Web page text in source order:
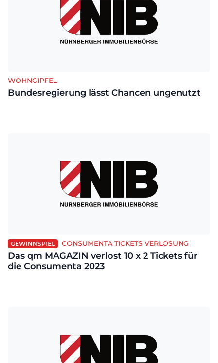
WOHNGIPFEL
Bundesregierung lässt Chancen ungenutzt
GEWINNSPIEL CONSUMENTA TICKETS VERLOSUNG
Das qm MAGAZIN verlost 10 x 2 Tickets für
die Consumenta 2023